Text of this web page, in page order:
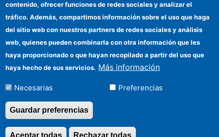
IEGD
Sede electrónica CSIC
Organismos financiadores
Información para proveedores
Cómo llegar
contenido, ofrecer funciones de redes sociales y analizar el
tráfico. Además, compartimos información sobre el uso que haga
del sitio web con nuestros partners de redes sociales y análisis
web, quienes pueden combinarla con otra información que les
haya proporcionado o que hayan recopilado a partir del uso que
haya hecho de sus servicios. Más información
Necesarias Preferencias
Guardar preferencias
Rechazar todas
Aceptar todas